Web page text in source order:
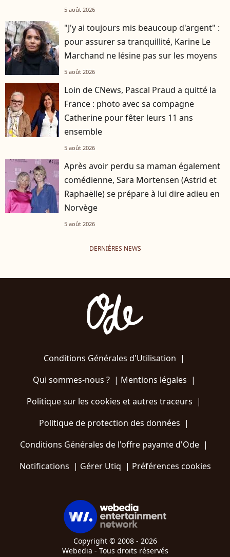
5 août 2026
"J'y ai toujours mis beaucoup d'argent" :
pour assurer sa tranquillité, Karine Le
Marchand ne lésine pas sur les moyens
5 août 2026
Loin de CNews, Pascal Praud a quitté la
France : photo avec sa compagne
Catherine pour fêter leurs 11 ans
ensemble
5 août 2026
Après avoir perdu sa maman également
comédienne, Sara Mortensen (Astrid et
Raphaëlle) se prépare à lui dire adieu en
Norvège
5 août 2026
DERNIÈRES NEWS
Conditions Générales d'Utilisation |
Qui sommes-nous ?| Mentions légales |
Politique sur les cookies et autres traceurs |
Politique de protection des données |
Conditions Générales de l'offre payante d'Ode |
Notifications | Gérer Utiq | Préférences cookies
Copyright © 2008 - 2026
Webedia - Tous droits réservés